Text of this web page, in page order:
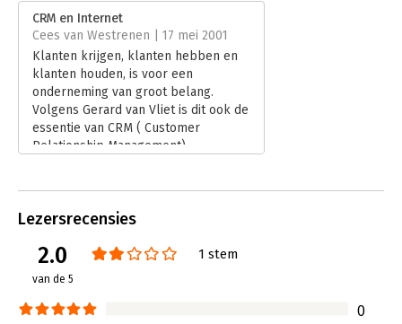
Aantal pagina's:
Uitgever:
Samsom
Hoofdrubriek:
internet en social media
CRM en Internet
Cees van Westrenen | 17 mei 2001
Klanten krijgen, klanten hebben en
klanten houden, is voor een
onderneming van groot belang.
Volgens Gerard van Vliet is dit ook de
essentie van CRM ( Customer
Relationship Management).
Lezersrecensies
2.0
van de 5
1 stem
0